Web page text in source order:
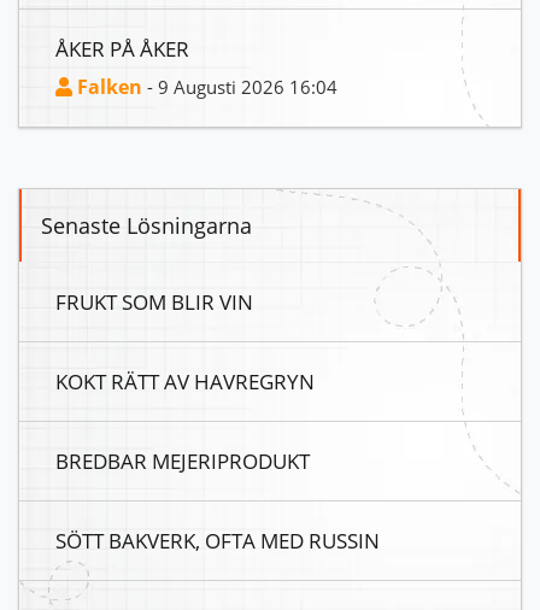
ÅKER PÅ ÅKER
Falken - 9 Augusti 2026 16:04
Senaste Lösningarna
FRUKT SOM BLIR VIN
KOKT RÄTT AV HAVREGRYN
BREDBAR MEJERIPRODUKT
SÖTT BAKVERK, OFTA MED RUSSIN